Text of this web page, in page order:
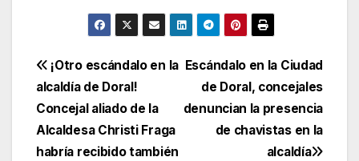
Navegación
de
entradas
Escándalo en la Ciudad
de Doral, concejales
denuncian la presencia
de chavistas en la
alcaldía
¡Otro escándalo en la
alcaldía de Doral!
Concejal aliado de la
Alcaldesa Christi Fraga
habría recibido también